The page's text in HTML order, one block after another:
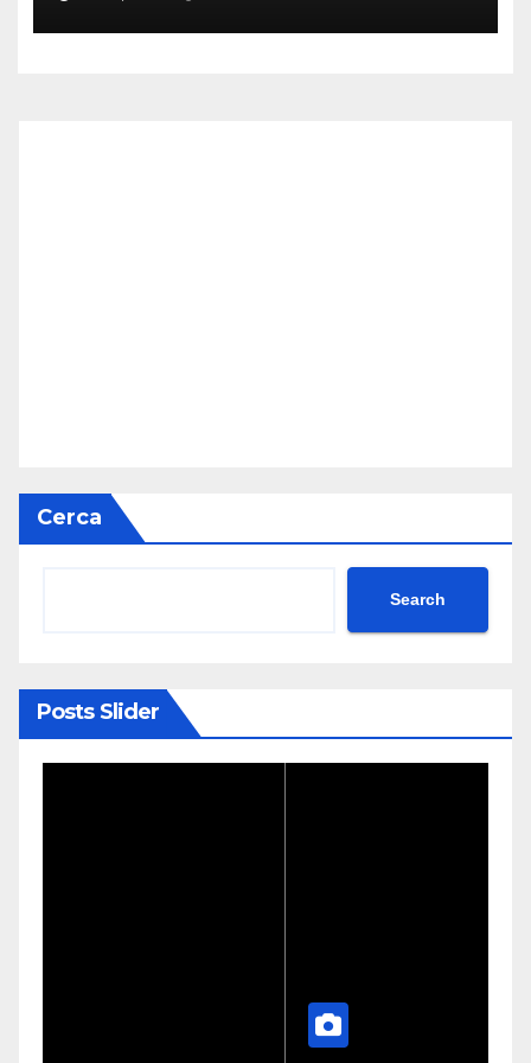
Cerca
Search
Posts Slider